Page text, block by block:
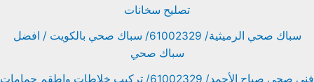
تصليح سخانات
سباك صحي الرميثية/ 61002329/ سباك صحي بالكويت / افضل
سباك صحي
فني صحي صباح الأحمد/ 61002329/ تركيب خلاطات واطقم حمامات